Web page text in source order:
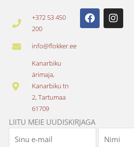
+372 53 450
200
info@flokker.ee
Kanarbiku
ärimaja,
Kanarbiku tn
2, Tartumaa
61709
F
a
c
I
n
s
LIITU MEIE UUDISKIRJAGA